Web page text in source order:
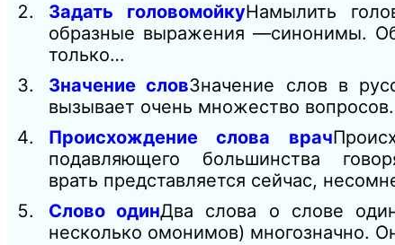
Задать головомойкуНамылить
образные выражения —синонимы.
только…
Значение словЗначение слов в
вызывает очень множество
Происхождение слова врач
подавляющего большинства
врать представляется сейчас,
Слово одинДва слова о слове
несколько омонимов) многозначно.